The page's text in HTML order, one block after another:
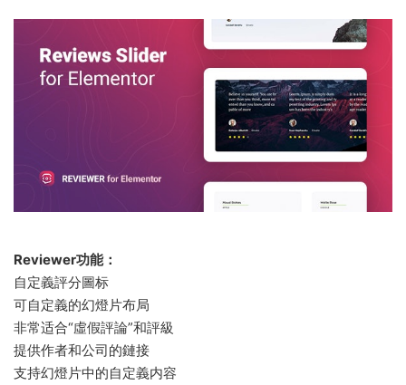
Reviewer功能：
自定義評分圖标
可自定義的幻燈片布局
非常适合“虛假評論”和評級
提供作者和公司的鏈接
支持幻燈片中的自定義内容